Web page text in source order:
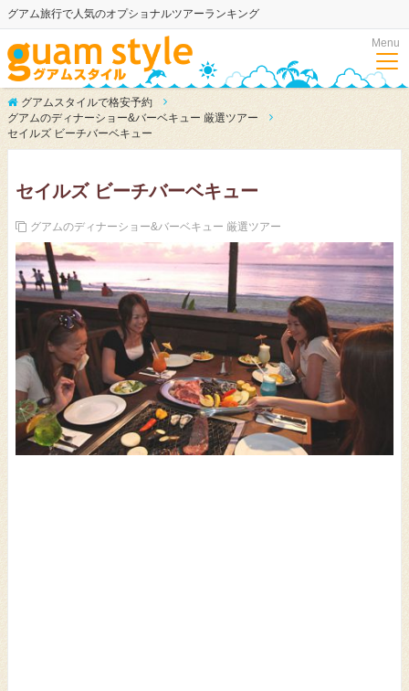
グアム旅行で人気のオプショナルツアーランキング
Menu
グアムスタイルで格安予約
グアムのディナーショー&バーベキュー 厳選ツアー
セイルズ ビーチバーベキュー
セイルズ ビーチバーベキュー
グアムのディナーショー&バーベキュー 厳選ツアー